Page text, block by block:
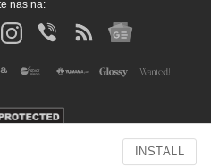
INSTALL